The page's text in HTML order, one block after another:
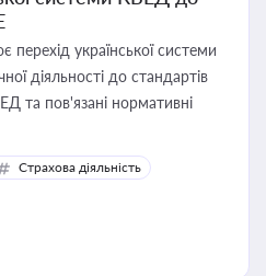
перехід української системи
діяльності до стандартів
та пов'язані нормативні
Страхова діяльність